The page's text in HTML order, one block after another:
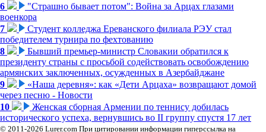
6
"Страшно бывает потом": Война за Арцах глазами
военкора
7
Студент колледжа Ереванского филиала РЭУ стал
победителем турнира по фехтованию
8
Бывший премьер-министр Словакии обратился к
президенту страны с просьбой содействовать освобождению
армянских заключенных, осужденных в Азербайджане
9
«Наша деревня»: как «Дети Арцаха» возвращают домой
через песню - Новости
10
Женская сборная Армении по теннису добилась
исторического успеха, вернувшись во II группу спустя 17 лет
© 2011-2026 Lurer.com При цитировании информации гиперссылка на